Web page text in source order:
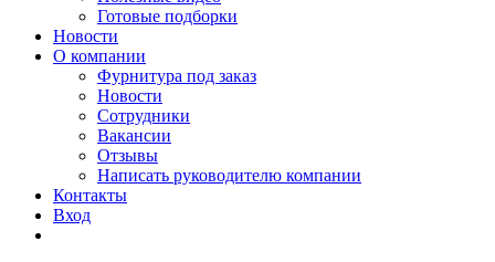
Готовые подборки
Новости
О компании
Фурнитура под заказ
Новости
Сотрудники
Вакансии
Отзывы
Написать руководителю компании
Контакты
Вход